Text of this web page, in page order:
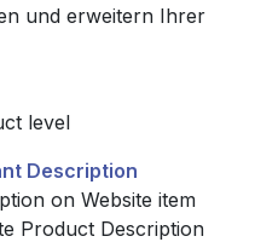
und erweitern Ihrer
level
Description
on Website item
Product Description